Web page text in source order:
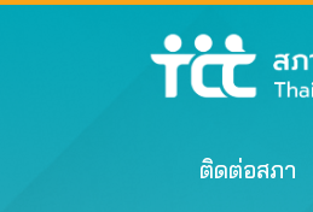
ติดต่อสภา